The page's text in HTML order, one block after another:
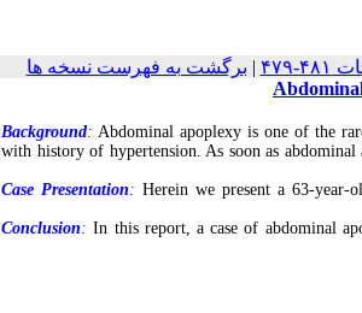
| برگشت به فهرست نسخه ها
Background: Abdominal apoplexy is one of the
with history of hypertension. As soon as
Case Presentation: Herein we present a 63-year-
Conclusion: In this report, a case of abdominal